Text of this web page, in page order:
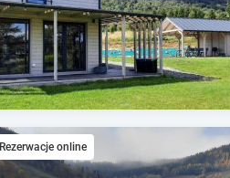
k
e
y
b
o
a
s
Rezerwacje online